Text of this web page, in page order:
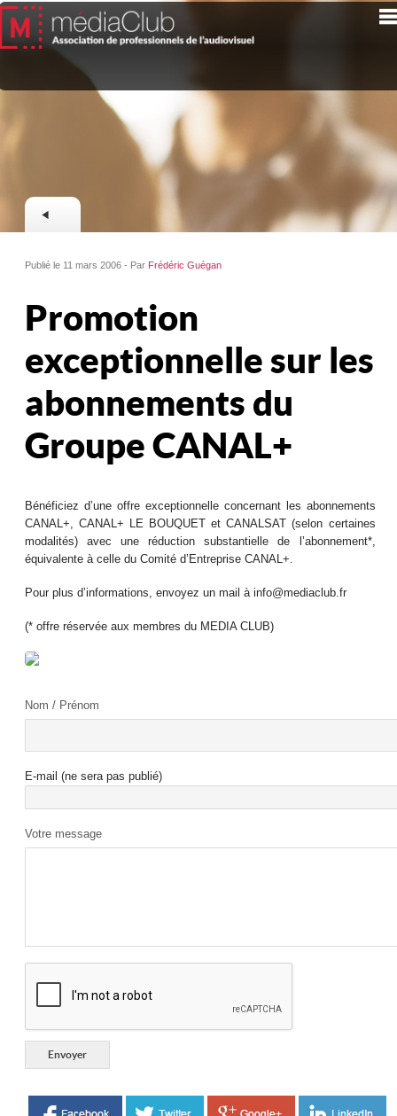
Publié le 11 mars 2006 - Par Frédéric Guégan
Promotion
exceptionnelle sur les
abonnements du
Groupe CANAL+
Bénéficiez d’une offre exceptionnelle concernant les abonnements
CANAL+, CANAL+ LE BOUQUET et CANALSAT (selon certaines
modalités) avec une réduction substantielle de l’abonnement*,
équivalente à celle du Comité d’Entreprise CANAL+.
Pour plus d’informations, envoyez un mail à info@mediaclub.fr
(* offre réservée aux membres du MEDIA CLUB)
Nom / Prénom
E-mail (ne sera pas publié)
Votre message